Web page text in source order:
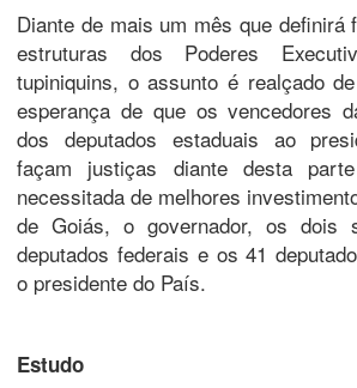
Diante de mais um mês que definirá
estruturas dos Poderes
tupiniquins, o assunto é realçado
esperança de que os vencedores
dos deputados estaduais ao
façam justiças diante desta
necessitada de melhores
de Goiás, o governador, os dois
deputados federais e os 41
o presidente do País.
Estudo